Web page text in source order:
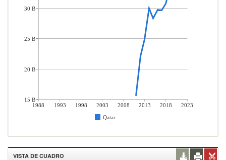
1988 1993 1998 2003 2008 2013 2018
2023
Qatar
30 B
25 B
20 B
15 B
VISTA DE CUADRO